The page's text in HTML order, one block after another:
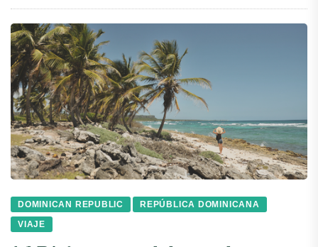
DOMINICAN REPUBLIC
REPÚBLICA DOMINICANA
VIAJE